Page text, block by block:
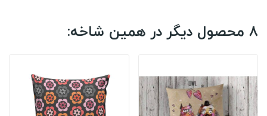
8 محصول دیگر در همین شاخه: